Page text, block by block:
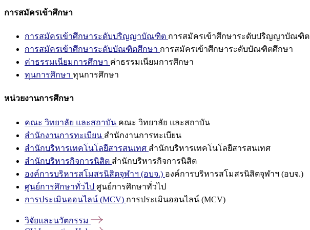
การสมัครเข้าศึกษา
การสมัครเข้าศึกษาระดับปริญญาบัณฑิต การสมัครเข้าศึกษาระดับปริญญาบัณฑิต
การสมัครเข้าศึกษาระดับบัณฑิตศึกษา การสมัครเข้าศึกษาระดับบัณฑิตศึกษา
ค่าธรรมเนียมการศึกษา ค่าธรรมเนียมการศึกษา
ทุนการศึกษา ทุนการศึกษา
หน่วยงานการศึกษา
คณะ วิทยาลัย และสถาบัน คณะ วิทยาลัย และสถาบัน
สำนักงานการทะเบียน สำนักงานการทะเบียน
สำนักบริหารเทคโนโลยีสารสนเทศ สำนักบริหารเทคโนโลยีสารสนเทศ
สำนักบริหารกิจการนิสิต สำนักบริหารกิจการนิสิต
องค์การบริหารสโมสรนิสิตจุฬาฯ (อบจ.) องค์การบริหารสโมสรนิสิตจุฬาฯ (อบจ.)
ศูนย์การศึกษาทั่วไป ศูนย์การศึกษาทั่วไป
การประเมินออนไลน์ (MCV) การประเมินออนไลน์ (MCV)
วิจัยและนวัตกรรม